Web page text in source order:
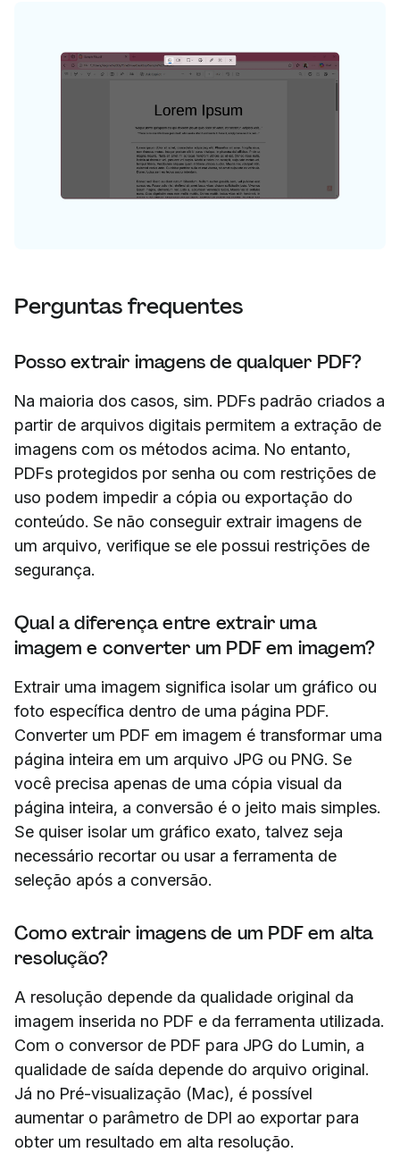
Perguntas frequentes
Posso extrair imagens de qualquer PDF?
Na maioria dos casos, sim. PDFs padrão criados a
partir de arquivos digitais permitem a extração de
imagens com os métodos acima. No entanto,
PDFs protegidos por senha ou com restrições de
uso podem impedir a cópia ou exportação do
conteúdo. Se não conseguir extrair imagens de
um arquivo, verifique se ele possui restrições de
segurança.
Qual a diferença entre extrair uma
imagem e converter um PDF em imagem?
Extrair uma imagem significa isolar um gráfico ou
foto específica dentro de uma página PDF.
Converter um PDF em imagem é transformar uma
página inteira em um arquivo JPG ou PNG. Se
você precisa apenas de uma cópia visual da
página inteira, a conversão é o jeito mais simples.
Se quiser isolar um gráfico exato, talvez seja
necessário recortar ou usar a ferramenta de
seleção após a conversão.
Como extrair imagens de um PDF em alta
resolução?
A resolução depende da qualidade original da
imagem inserida no PDF e da ferramenta utilizada.
Com o conversor de PDF para JPG do Lumin, a
qualidade de saída depende do arquivo original.
Já no Pré-visualização (Mac), é possível
aumentar o parâmetro de DPI ao exportar para
obter um resultado em alta resolução.